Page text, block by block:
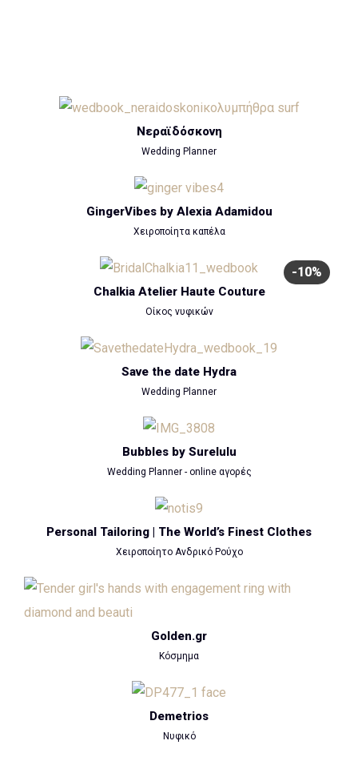
Νεραϊδόσκονη
Wedding Planner
GingerVibes by Alexia Adamidou
Χειροποίητα καπέλα
-10%
Chalkia Atelier Haute Couture
Οίκος νυφικών
Save the date Hydra
Wedding Planner
Bubbles by Surelulu
Wedding Planner - online αγορές
Personal Tailoring | The World’s Finest Clothes
Χειροποίητο Ανδρικό Ρούχο
Golden.gr
Κόσμημα
Demetrios
Νυφικό